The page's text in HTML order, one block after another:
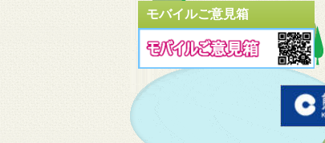
モバイルご意見箱